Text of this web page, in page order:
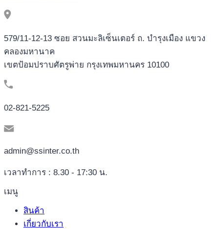
579/11-12-13 ซอย สวนมะลิเซ็นเตอร์ ถ. บำรุงเมือง แขวง
คลองมหานาค
เขตป้อมปราบศัตรูพ่าย กรุงเทพมหานคร 10100
02-821-5225
admin@ssinter.co.th
เวลาทำการ : 8.30 - 17:30 น.
เมนู
สินค้า
เกี่ยวกับเรา